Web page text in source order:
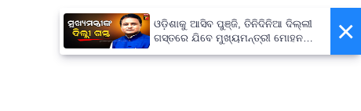
×
ଓଡ଼ିଶାକୁ ଆସିବ ପୁଞ୍ଜି, ତିନିଦିନିଆ ଦିଲ୍ଲୀ
ଗସ୍ତରେ ଯିବେ ମୁଖ୍ୟମନ୍ତ୍ରୀ ମୋହନ